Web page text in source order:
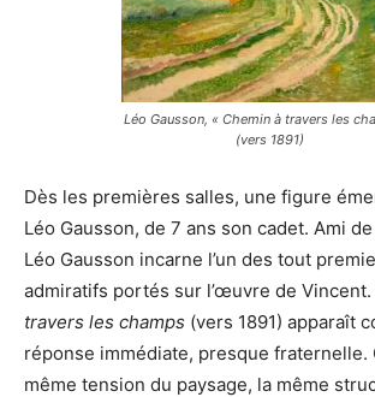
Léo Gausson, « Chemin à travers les
(vers 1891)
Dès les premières salles, une figure
Léo Gausson, de 7 ans son cadet. Ami
Léo Gausson incarne l’un des tout
admiratifs portés sur l’œuvre de Vincent.
travers les champs (vers 1891) apparaît
réponse immédiate, presque fraternelle.
même tension du paysage, la même